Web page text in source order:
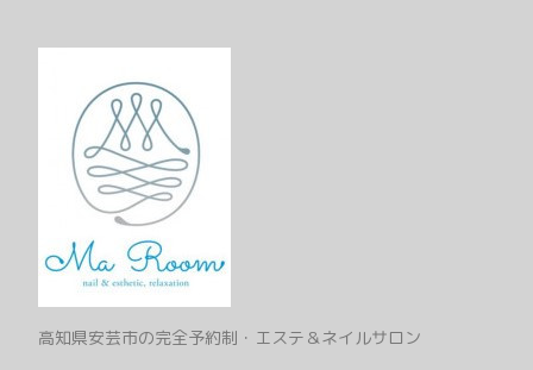
高知県安芸市の完全予約制・エステ＆ネイルサロン